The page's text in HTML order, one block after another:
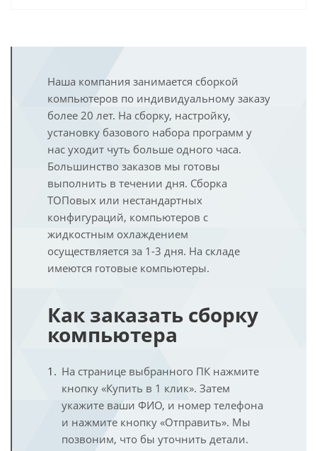
Наша компания занимается сборкой
компьютеров по индивидуальному заказу
более 20 лет. На сборку, настройку,
установку базового набора программ у
нас уходит чуть больше одного часа.
Большинство заказов мы готовы
выполнить в течении дня. Сборка
ТОПовых или нестандартных
конфигураций, компьютеров с
жидкостным охлаждением
осуществляется за 1-3 дня. На складе
имеются готовые компьютеры.
Как заказать сборку
компьютера
На странице выбранного ПК нажмите
кнопку «Купить в 1 клик». Затем
укажите ваши ФИО, и номер телефона
и нажмите кнопку «Отправить». Мы
позвоним, что бы уточнить детали.